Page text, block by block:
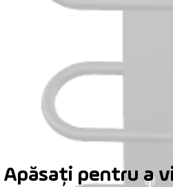
Apăsați pentru a